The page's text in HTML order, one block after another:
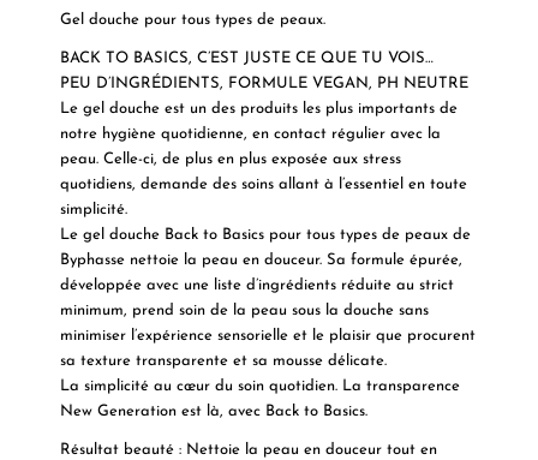
Gel douche pour tous types de peaux.
BACK TO BASICS, C’EST JUSTE CE QUE TU VOIS…
PEU D’INGRÉDIENTS, FORMULE VEGAN, PH NEUTRE
Le gel douche est un des produits les plus importants de
notre hygiène quotidienne, en contact régulier avec la
peau. Celle-ci, de plus en plus exposée aux stress
quotidiens, demande des soins allant à l’essentiel en toute
simplicité.
Le gel douche Back to Basics pour tous types de peaux de
Byphasse nettoie la peau en douceur. Sa formule épurée,
développée avec une liste d’ingrédients réduite au strict
minimum, prend soin de la peau sous la douche sans
minimiser l’expérience sensorielle et le plaisir que procurent
sa texture transparente et sa mousse délicate.
La simplicité au cœur du soin quotidien. La transparence
New Generation est là, avec Back to Basics.
Résultat beauté :Nettoie la peau en douceur tout en